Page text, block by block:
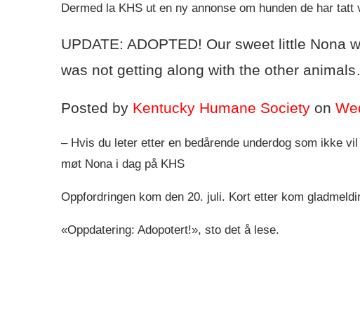
Dermed la KHS ut en ny annonse om hunden de har tatt
UPDATE: ADOPTED! Our sweet little Nona
was not getting along with the other
Posted by Kentucky Humane Society on
– Hvis du leter etter en bedårende underdog som ikke
møt Nona i dag på KHS
Oppfordringen kom den 20. juli. Kort etter kom
«Oppdatering: Adopotert!», sto det å lese.